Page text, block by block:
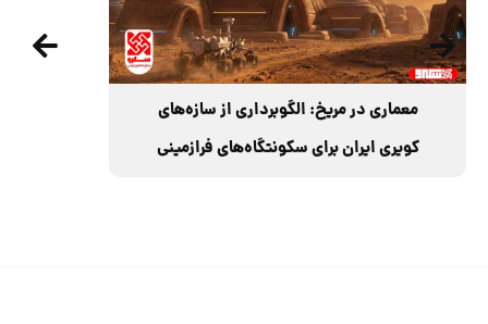
معماری در مریخ: الگوبرداری از سازه‌های
کویری ایران برای سکونتگاه‌های فرازمینی